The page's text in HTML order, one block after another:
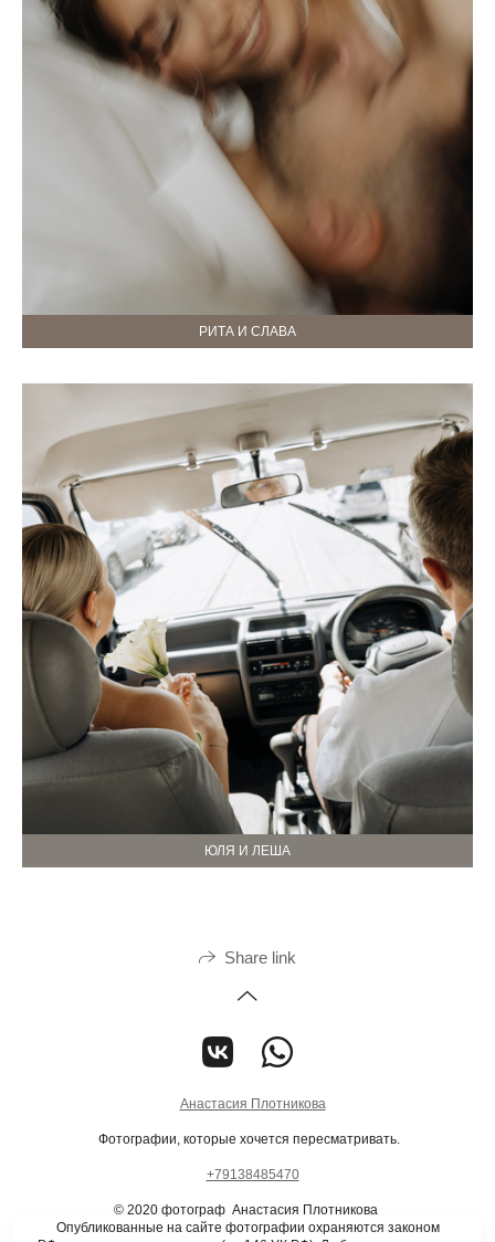
РИТА И СЛАВА
ЮЛЯ И ЛЕША
Share link
Анастасия Плотникова
Фотографии, которые хочется пересматривать.
+79138485470
© 2020 фотограф Анастасия Плотникова
Опубликованные на сайте фотографии охраняются законом